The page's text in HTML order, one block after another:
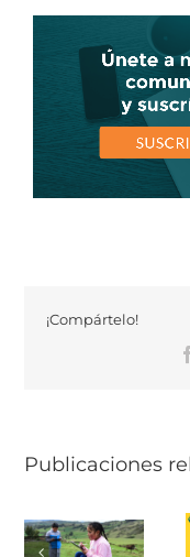
¡Compártelo!
Publicaciones